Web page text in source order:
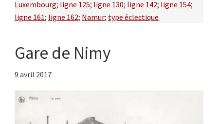
Luxembourg; ligne 125; ligne 130; ligne 142; ligne 154;
ligne 161; ligne 162; Namur; type éclectique
Gare de Nimy
9 avril 2017